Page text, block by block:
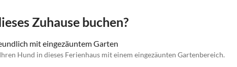
Zuhause buchen?
mit eingezäuntem Garten
Hund in dieses Ferienhaus mit einem eingezäunten Gartenbereich.